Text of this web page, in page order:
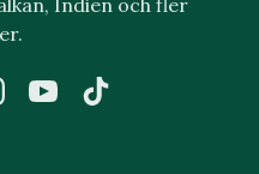
Indien och fler